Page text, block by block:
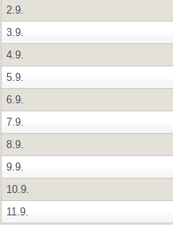
2.9.
3.9.
4.9.
5.9.
6.9.
7.9.
8.9.
9.9.
10.9.
11.9.